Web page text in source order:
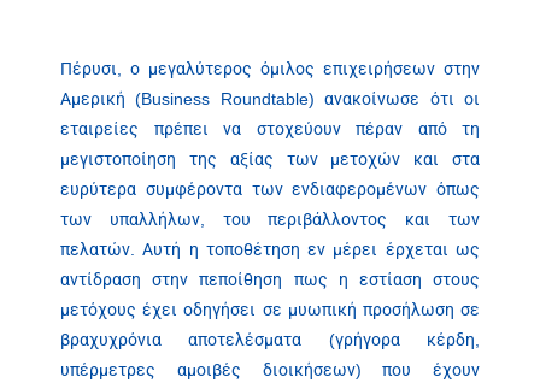
Πέρυσι, ο μεγαλύτερος όμιλος επιχειρήσεων στην
Αμερική (Business Roundtable) ανακοίνωσε ότι οι
εταιρείες πρέπει να στοχεύουν πέραν από τη
μεγιστοποίηση της αξίας των μετοχών και στα
ευρύτερα συμφέροντα των ενδιαφερομένων όπως
των υπαλλήλων, του περιβάλλοντος και των
πελατών. Αυτή η τοποθέτηση εν μέρει έρχεται ως
αντίδραση στην πεποίθηση πως η εστίαση στους
μετόχους έχει οδηγήσει σε μυωπική προσήλωση σε
βραχυχρόνια αποτελέσματα (γρήγορα κέρδη,
υπέρμετρες αμοιβές διοικήσεων) που έχουν